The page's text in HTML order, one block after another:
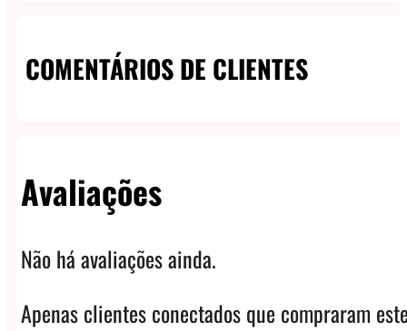
COMENTÁRIOS DE CLIENTES
Avaliações
Não há avaliações ainda.
Apenas clientes conectados que compraram